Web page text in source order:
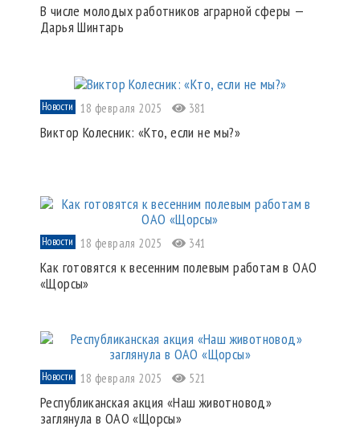
В числе молодых работников аграрной сферы —
Дарья Шинтарь
Новости 18 февраля 2025 381
Виктор Колесник: «Кто, если не мы?»
Новости 18 февраля 2025 341
Как готовятся к весенним полевым работам в ОАО
«Щорсы»
Новости 18 февраля 2025 521
Республиканская акция «Наш животновод»
заглянула в ОАО «Щорсы»